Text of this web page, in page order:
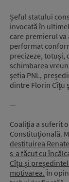
Șeful statului
invocată în
care premierul
performat
precizeze, totuși,
schimbarea
șefia PNL,
dintre Florin Cîțu
—
Coaliția a suferit
Constituțională.
destituirea
s-a făcut cu
Cîțu și
motivarea. În